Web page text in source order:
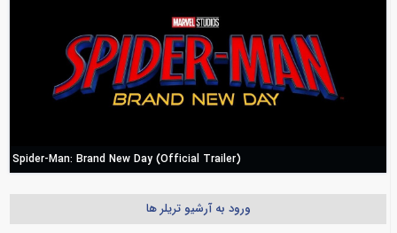
Spider-Man: Brand New Day (Official Trailer)
ورود به آرشیو تریلر ها